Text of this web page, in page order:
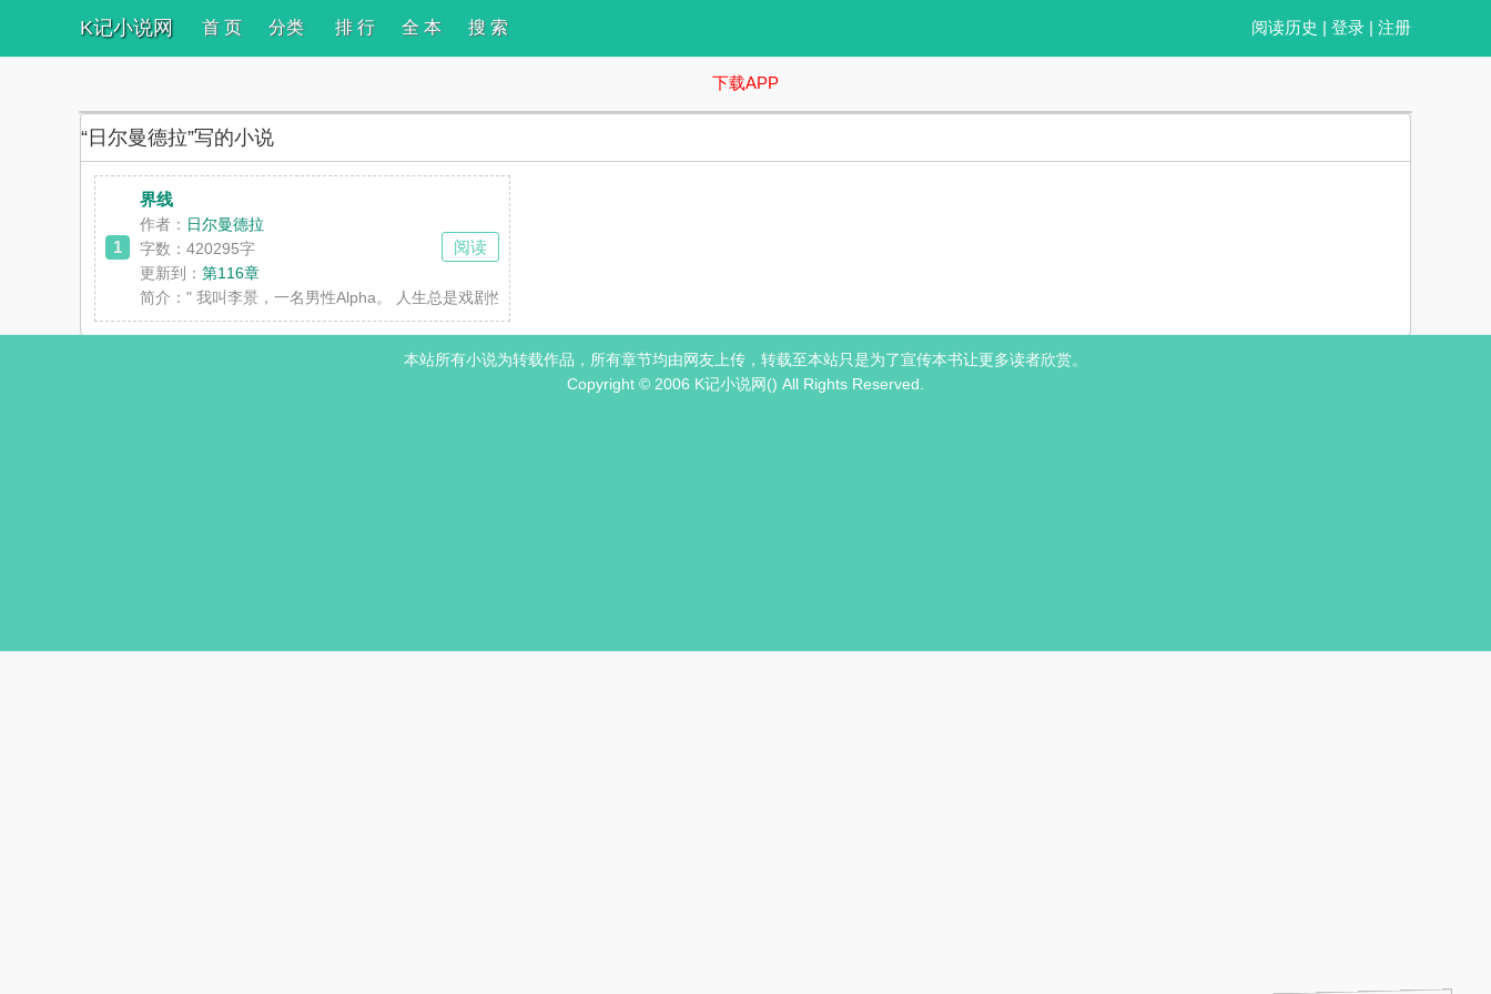
K记小说网 阅读历史 | 登录 | 注册
首 页 分类 排 行 全 本 搜 索
下载APP
“日尔曼德拉”写的小说
1
界线
作者： 日尔曼德拉
字数：420295字
更新到： 第116章
简介： " 我叫李景，一名男性Alpha。 人生总是戏剧性的。 某天，我意外在次玩笑中发觉相伴二十五载的发小竟然喜欢自己。 简直荒诞得可笑，可我笑不出来。 余久山 × 李景 回避型薄幸集团总裁 ×
阅读
本站所有小说为转载作品，所有章节均由网友上传，转载至本站只是为了宣传本书让更多读者欣赏。
Copyright © 2006 K记小说网() All Rights Reserved.